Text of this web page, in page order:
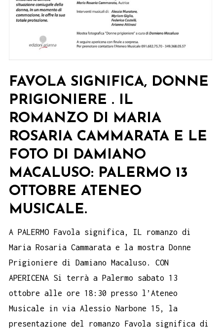
FAVOLA SIGNIFICA, DONNE
PRIGIONIERE . IL
ROMANZO DI MARIA
ROSARIA CAMMARATA E LE
FOTO DI DAMIANO
MACALUSO: PALERMO 13
OTTOBRE ATENEO
MUSICALE.
A PALERMO Favola significa, IL romanzo di
Maria Rosaria Cammarata e la mostra Donne
Prigioniere di Damiano Macaluso. CON
APERICENA Si terrà a Palermo sabato 13
ottobre alle ore 18:30 presso l’Ateneo
Musicale in via Alessio Narbone 15, la
presentazione del romanzo Favola significa di